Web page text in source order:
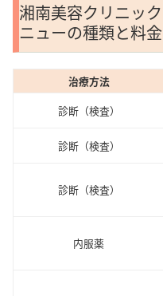
湘南美容クリニッ
ニューの種類と料
治療方法
診断（検査）
診断（検査）
診断（検査）
内服薬